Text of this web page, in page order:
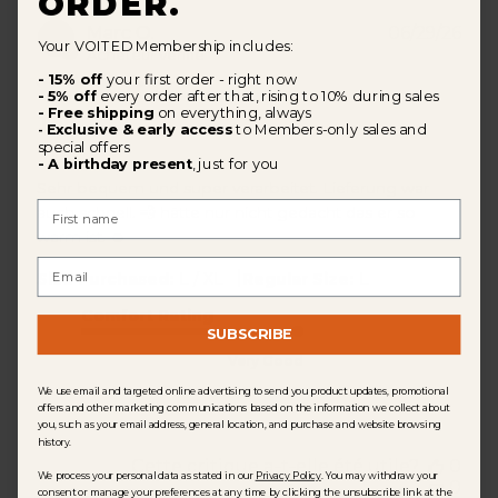
Acheteur vérifié
Top
auch schnell. 💨 hätte nur nicht gedacht das er so
warm ist. ☺️
Size Purchased:
Comfort Rating
Cette critique a-t-elle été utile?
0
Your VOITED Membership includes:
- 15% off your first order - right now
- 5% offevery order after that, rising to 10% during sales
- Free shipping on everything, always
- Exclusive & early accessto Members-only sales and
special offers
- A birthday present, just for you
SUBSCRIBE
We use email and targeted online advertising to send you product updates, promotional
offers and other marketing communications based on the information we collect about
you, such as your email address, general location, and purchase and website browsing
history.
We process your personal data as stated in our Privacy Policy. You may withdraw your
consent or manage your preferences at any time by clicking the unsubscribe link at the